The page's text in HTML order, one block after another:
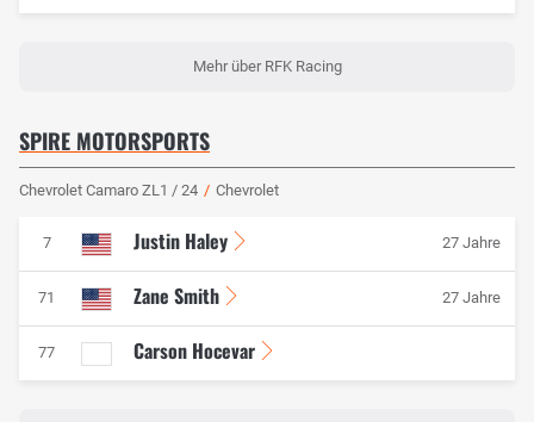
Mehr über RFK Racing
SPIRE MOTORSPORTS
Chevrolet Camaro ZL1 / 24 / Chevrolet
7 Justin Haley 27 Jahre
71 Zane Smith 27 Jahre
77 Carson Hocevar